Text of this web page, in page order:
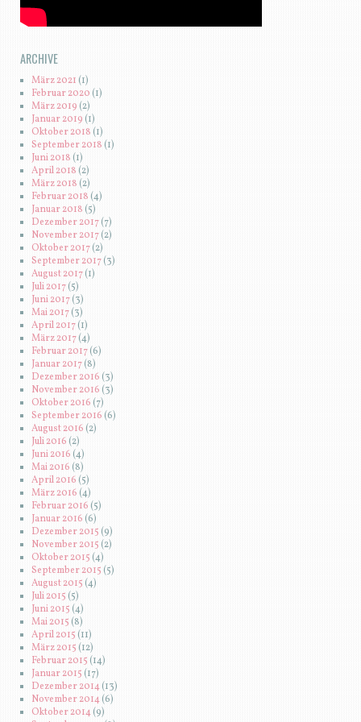
ARCHIVE
März 2021 (1)
Februar 2020 (1)
März 2019 (2)
Januar 2019 (1)
Oktober 2018(1)
September 2018 (1)
Juni 2018 (1)
April 2018(2)
März 2018 (2)
Februar 2018 (4)
Januar 2018 (5)
Dezember 2017(7)
November 2017(2)
Oktober 2017(2)
September 2017(3)
August 2017(1)
Juli 2017(5)
Juni 2017(3)
Mai 2017(3)
April 2017(1)
März 2017(4)
Februar 2017(6)
Januar 2017(8)
Dezember 2016 (3)
November 2016 (3)
Oktober 2016(7)
September 2016 (6)
August 2016 (2)
Juli 2016(2)
Juni 2016 (4)
Mai 2016 (8)
April 2016(5)
März 2016 (4)
Februar 2016 (5)
Januar 2016 (6)
Dezember 2015 (9)
November 2015 (2)
Oktober 2015 (4)
September 2015 (5)
August 2015 (4)
Juli 2015 (5)
Juni 2015 (4)
Mai 2015 (8)
April 2015 (11)
März 2015(12)
Februar 2015 (14)
Januar 2015 (17)
Dezember 2014(13)
November 2014(6)
Oktober 2014(9)